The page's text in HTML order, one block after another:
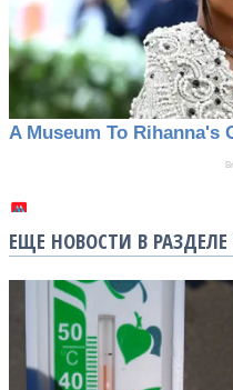
ЕЩЕ НОВОСТИ В